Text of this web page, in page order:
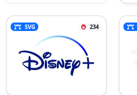
SVG 234